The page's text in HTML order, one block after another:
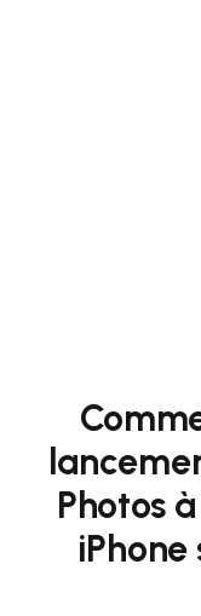
Photos
iPhone